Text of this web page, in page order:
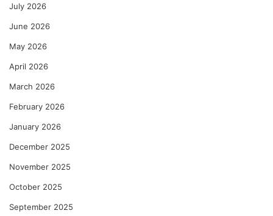
July 2026
June 2026
May 2026
April 2026
March 2026
February 2026
January 2026
December 2025
November 2025
October 2025
September 2025